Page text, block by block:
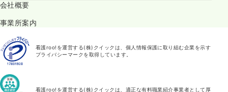
会社概要
事業所案内
看護roo!を運営する(株)クイックは、個人情報保護に取り組む企業を示す
プライバシーマークを取得しています。
看護roo!を運営する(株)クイックは、適正な有料職業紹介事業者として厚